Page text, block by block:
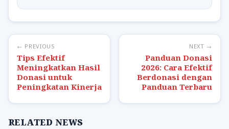
← PREVIOUS
Tips Efektif
Meningkatkan Hasil
Donasi untuk
Peningkatan Kinerja
NEXT →
Panduan Donasi
2026: Cara Efektif
Berdonasi dengan
Panduan Terbaru
RELATED NEWS